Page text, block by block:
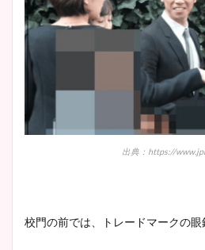
出典：https://
校門の前では、トレードマークの眼